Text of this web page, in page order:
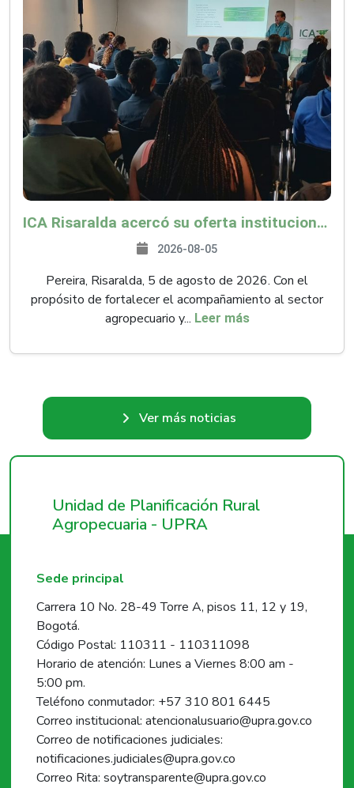
ICA Risaralda acercó su oferta institucional a productores y emprendedores en Expocamello
2026-08-05
Pereira, Risaralda, 5 de agosto de 2026. Con el
propósito de fortalecer el acompañamiento al sector
agropecuario y... Leer más
Ver más noticias
Unidad de Planificación Rural
Agropecuaria - UPRA
Sede principal
Carrera 10 No. 28-49 Torre A, pisos 11, 12 y 19,
Bogotá.
Código Postal: 110311 - 110311098
Horario de atención: Lunes a Viernes 8:00 am -
5:00 pm.
Teléfono conmutador: +57 310 801 6445
Correo institucional: atencionalusuario@upra.gov.co
Correo de notificaciones judiciales:
notificaciones.judiciales@upra.gov.co
Correo Rita: soytransparente@upra.gov.co